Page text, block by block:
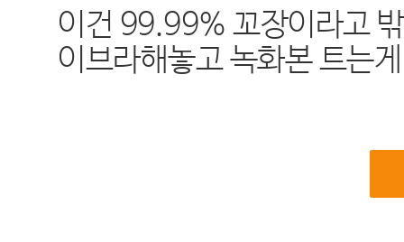
이건 99.99% 꼬장이라고
이브라해놓고 녹화본 트는